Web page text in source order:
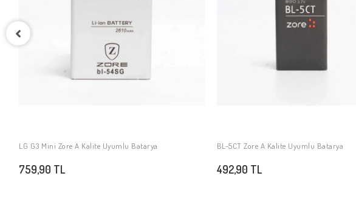
SEPETE EKLE
LG G3 Mini Zore A Kalite Uyumlu Batarya
759,90 TL
SEPETE EKLE
BL-5CT Zore A Kalite Uyumlu Batarya
492,90 TL